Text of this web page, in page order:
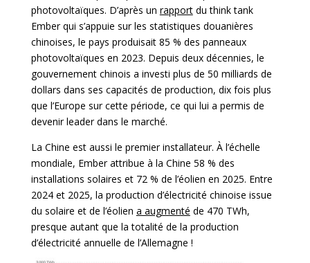
photovoltaïques. D’après un rapportdu think tank
Ember qui s’appuie sur les statistiques douanières
chinoises, le pays produisait 85 % des panneaux
photovoltaïques en 2023. Depuis deux décennies, le
gouvernement chinois a investi plus de 50 milliards de
dollars dans ses capacités de production, dix fois plus
que l’Europe sur cette période, ce qui lui a permis de
devenir leader dans le marché.
La Chine est aussi le premier installateur. À l’échelle
mondiale, Ember attribue à la Chine 58 % des
installations solaires et 72 % de l’éolien en 2025. Entre
2024 et 2025, la production d’électricité chinoise issue
du solaire et de l’éolien a augmenté de 470 TWh,
presque autant que la totalité de la production
d’électricité annuelle de l’Allemagne !